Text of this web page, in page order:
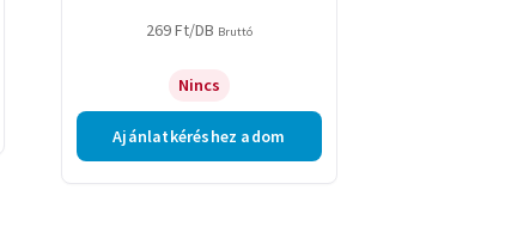
269Ft/DB Bruttó
Nincs
Ajánlatkéréshez adom